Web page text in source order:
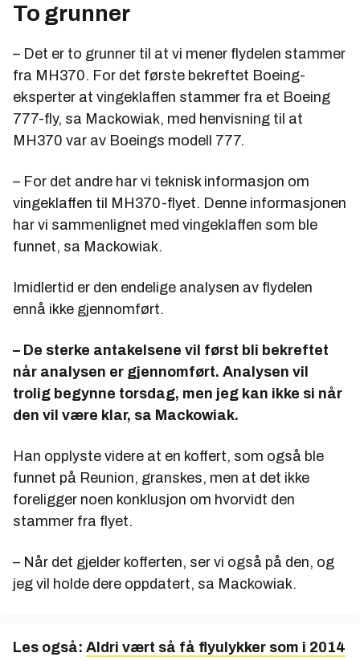
To grunner
– Det er to grunner til at vi mener flydelen stammer
fra MH370. For det første bekreftet Boeing-
eksperter at vingeklaffen stammer fra et Boeing
777-fly, sa Mackowiak, med henvisning til at
MH370 var av Boeings modell 777.
– For det andre har vi teknisk informasjon om
vingeklaffen til MH370-flyet. Denne informasjonen
har vi sammenlignet med vingeklaffen som ble
funnet, sa Mackowiak.
Imidlertid er den endelige analysen av flydelen
ennå ikke gjennomført.
– De sterke antakelsene vil først bli bekreftet
når analysen er gjennomført. Analysen vil
trolig begynne torsdag, men jeg kan ikke si når
den vil være klar, sa Mackowiak.
Han opplyste videre at en koffert, som også ble
funnet på Reunion, granskes, men at det ikke
foreligger noen konklusjon om hvorvidt den
stammer fra flyet.
– Når det gjelder kofferten, ser vi også på den, og
jeg vil holde dere oppdatert, sa Mackowiak.
Les også: Aldri vært så få flyulykker som i 2014